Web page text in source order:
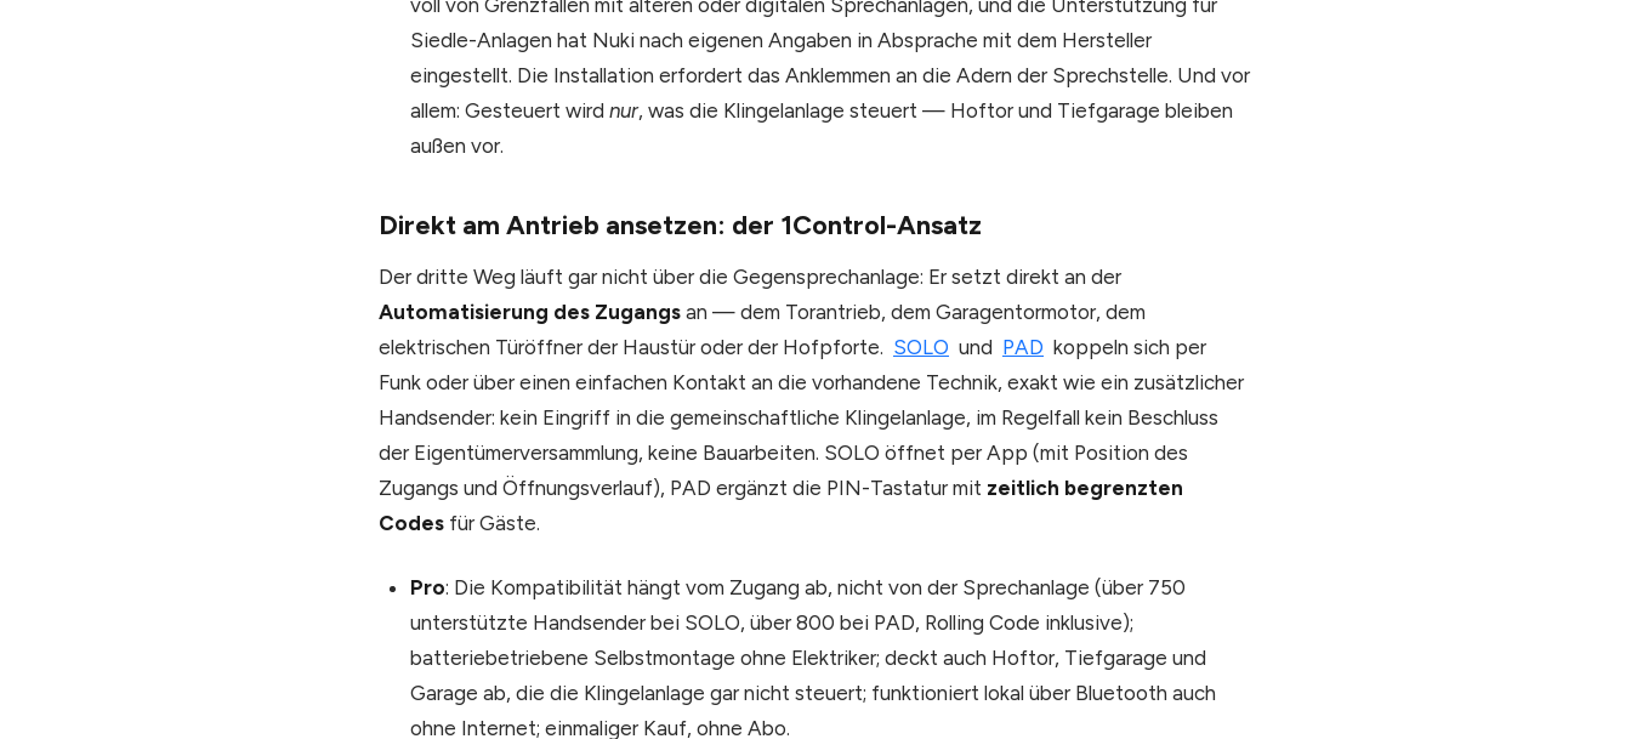
voll von Grenzfällen mit älteren oder digitalen Sprechanlagen, und die Unterstützung für
Siedle-Anlagen hat Nuki nach eigenen Angaben in Absprache mit dem Hersteller
eingestellt. Die Installation erfordert das Anklemmen an die Adern der Sprechstelle. Und vor
allem: Gesteuert wird nur, was die Klingelanlage steuert — Hoftor und Tiefgarage bleiben
außen vor.
Direkt am Antrieb ansetzen: der 1Control-Ansatz
Der dritte Weg läuft gar nicht über die Gegensprechanlage: Er setzt direkt an der
Automatisierung des Zugangs an — dem Torantrieb, dem Garagentormotor, dem
elektrischen Türöffner der Haustür oder der Hofpforte. SOLO und PAD koppeln sich per
Funk oder über einen einfachen Kontakt an die vorhandene Technik, exakt wie ein zusätzlicher
Handsender: kein Eingriff in die gemeinschaftliche Klingelanlage, im Regelfall kein Beschluss
der Eigentümerversammlung, keine Bauarbeiten. SOLO öffnet per App (mit Position des
Zugangs und Öffnungsverlauf), PAD ergänzt die PIN-Tastatur mit zeitlich begrenzten
Codes für Gäste.
Pro: Die Kompatibilität hängt vom Zugang ab, nicht von der Sprechanlage (über 750
unterstützte Handsender bei SOLO, über 800 bei PAD, Rolling Code inklusive);
batteriebetriebene Selbstmontage ohne Elektriker; deckt auch Hoftor, Tiefgarage und
Garage ab, die die Klingelanlage gar nicht steuert; funktioniert lokal über Bluetooth auch
ohne Internet; einmaliger Kauf, ohne Abo.